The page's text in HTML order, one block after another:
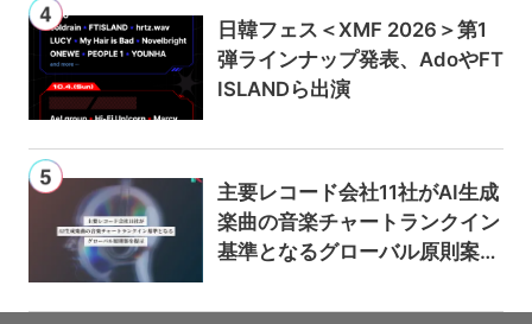
日韓フェス＜XMF 2026＞第1
弾ラインナップ発表、AdoやFT
ISLANDら出演
主要レコード会社11社がAI生成
楽曲の音楽チャートランクイン
基準となるグローバル原則案を
るための統一的な枠組みを提案